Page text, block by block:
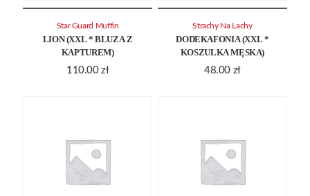
LION (XXL * BLUZA Z
KAPTUREM)
110.00 zł
Star Guard Muffin
DODEKAFONIA (XXL *
KOSZULKA MĘSKA)
48.00 zł
Strachy Na Lachy